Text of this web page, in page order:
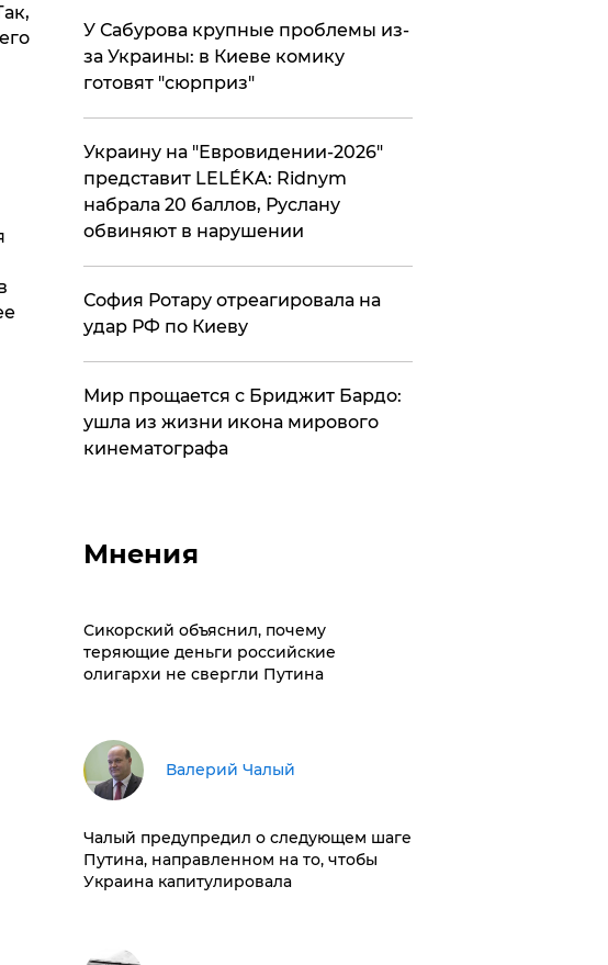
У Сабурова крупные проблемы из-
за Украины: в Киеве комику
готовят "сюрприз"
Украину на "Евровидении-2026"
представит LELÉKA: Ridnym
набрала 20 баллов, Руслану
обвиняют в нарушении
София Ротару отреагировала на
удар РФ по Киеву
Мир прощается с Бриджит Бардо:
ушла из жизни икона мирового
кинематографа
Мнения
Сикорский объяснил, почему
теряющие деньги российские
олигархи не свергли Путина
Валерий Чалый
Чалый предупредил о следующем шаге
Путина, направленном на то, чтобы
Украина капитулировала